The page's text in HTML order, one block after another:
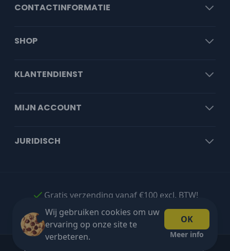
Wij gebruiken cookies om uw
ervaring op onze site te
verbeteren.
OK
Meer info
CONTACTINFORMATIE
SHOP
KLANTENDIENST
MIJN ACCOUNT
JURIDISCH
Gratis verzending vanaf €100 excl. BTW!